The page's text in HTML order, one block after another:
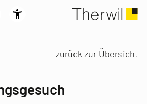
zurück zur Übersicht